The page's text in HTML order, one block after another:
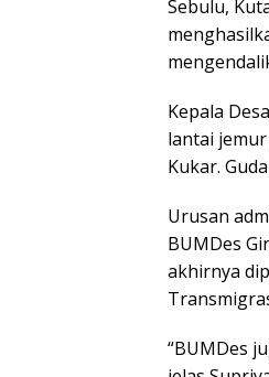
Sebulu,
Kepala
lantai
Kukar.
Urusan
BUMDes
akhirnya
“BUMDes